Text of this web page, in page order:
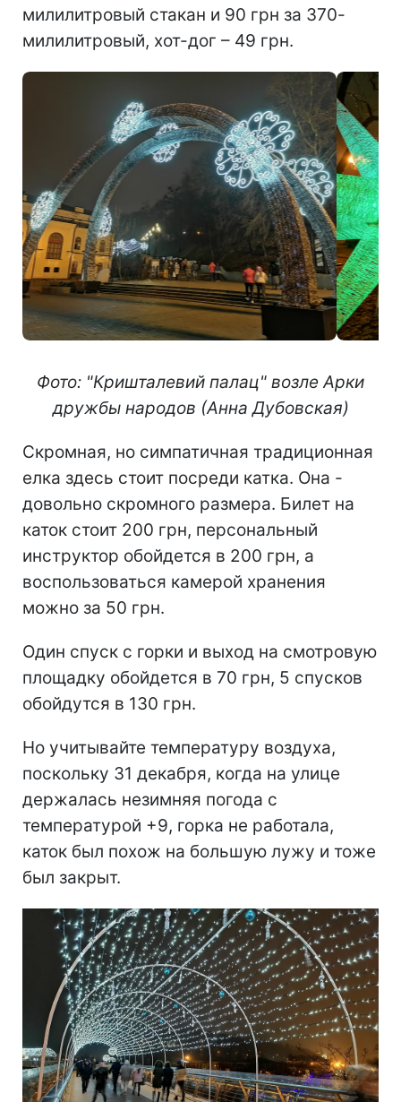
милилитровый стакан и 90 грн за 370-
милилитровый, хот-дог – 49 грн.
Фото: "Кришталевий палац" возле Арки
дружбынародов (Анна Дубовская)
Скромная, но симпатичная традиционная
елка здесь стоит посреди катка. Она -
довольно скромного размера. Билет на
каток стоит 200 грн, персональный
инструктор обойдется в 200 грн, а
воспользоваться камерой хранения
можно за 50 грн.
Один спуск с горки и выход на смотровую
площадку обойдется в 70 грн, 5 спусков
обойдутся в 130 грн.
Но учитывайте температуру воздуха,
поскольку 31 декабря, когда на улице
держалась незимняя погода с
температурой +9, горка не работала,
каток был похож на большую лужу и тоже
был закрыт.